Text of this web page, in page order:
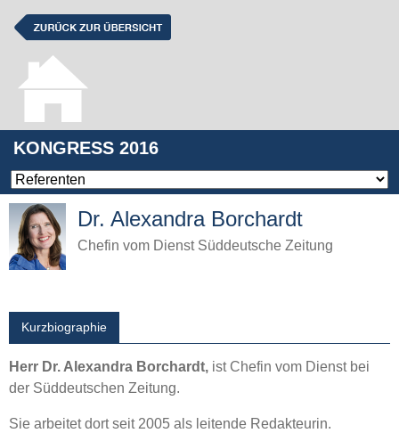
KONGRESS 2016
Dr. Alexandra Borchardt
Chefin vom Dienst Süddeutsche Zeitung
Kurzbiographie
Herr Dr. Alexandra Borchardt, ist Chefin vom Dienst bei
der Süddeutschen Zeitung.
Sie arbeitet dort seit 2005 als leitende Redakteurin.